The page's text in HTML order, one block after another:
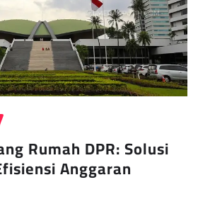
Rumah DPR: Solusi
Anggaran